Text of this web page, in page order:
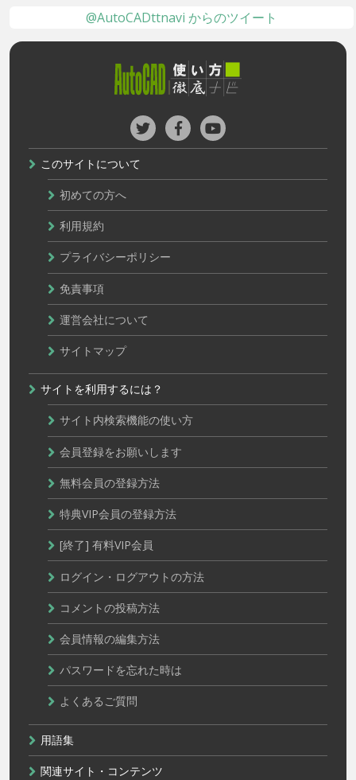
@AutoCADttnavi からのツイート
このサイトについて
初めての方へ
利用規約
プライバシーポリシー
免責事項
運営会社について
サイトマップ
サイトを利用するには？
サイト内検索機能の使い方
会員登録をお願いします
無料会員の登録方法
特典VIP会員の登録方法
[終了] 有料VIP会員
ログイン・ログアウトの方法
コメントの投稿方法
会員情報の編集方法
パスワードを忘れた時は
よくあるご質問
用語集
関連サイト・コンテンツ